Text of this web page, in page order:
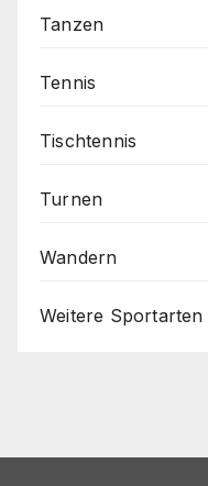
Tanzen
Tennis
Tischtennis
Turnen
Wandern
Weitere Sportarten